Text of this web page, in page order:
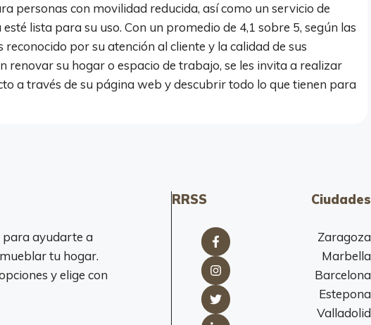
personas con movilidad reducida, así como un servicio de
lista para su uso. Con un promedio de 4,1 sobre 5, según las
por su atención al cliente y la calidad de sus
renovar su hogar o espacio de trabajo, se les invita a realizar
a través de su página web y descubrir todo lo que tienen para
para ayudarte a
tu hogar.
y elige con
RRSS Ciudades
Zaragoza
Marbella
Barcelona
Estepona
Valladolid